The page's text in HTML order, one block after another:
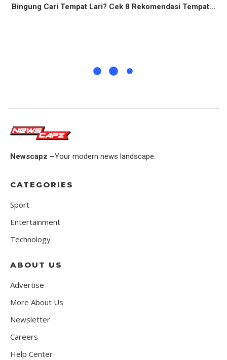
Bingung Cari Tempat Lari? Cek 8 Rekomendasi Tempat...
Newscapz –Your modern news landscape.
CATEGORIES
Sport
Entertainment
Technology
ABOUT US
Advertise
More About Us
Newsletter
Careers
Help Center